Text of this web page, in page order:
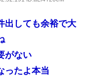
出しても余裕で大
がない
ったよ本当